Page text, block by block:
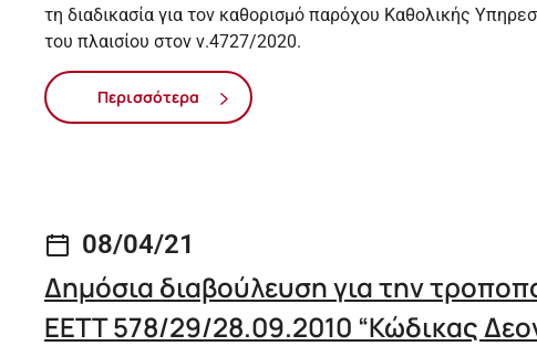
τη διαδικασία για τον καθορισμό παρόχου Καθολικής
του πλαισίου στον ν.4727/2020.
Περισσότερα
08/04/21
Δημόσια διαβούλευση για την
ΕΕΤΤ 578/29/28.09.2010 “Κώδικας